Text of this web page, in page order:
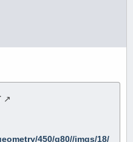
450/q80//imgs/18/